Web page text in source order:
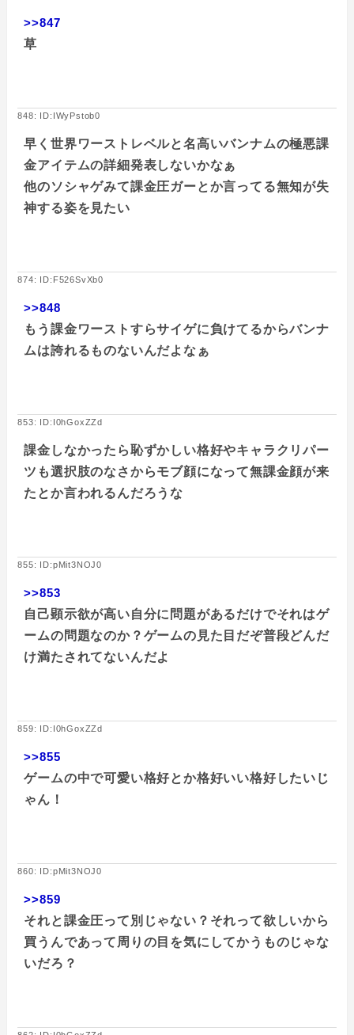
>>847
草
848: ID:IWyPstob0
早く世界ワーストレベルと名高いバンナムの極悪課
金アイテムの詳細発表しないかなぁ
他のソシャゲみて課金圧ガーとか言ってる無知が失
神する姿を見たい
874: ID:F526SvXb0
>>848
もう課金ワーストすらサイゲに負けてるからバンナ
ムは誇れるものないんだよなぁ
853: ID:I0hGoxZZd
課金しなかったら恥ずかしい格好やキャラクリパー
ツも選択肢のなさからモブ顔になって無課金顔が来
たとか言われるんだろうな
855: ID:pMit3NOJ0
>>853
自己顕示欲が高い自分に問題があるだけでそれはゲ
ームの問題なのか？ゲームの見た目だぞ普段どんだ
け満たされてないんだよ
859: ID:I0hGoxZZd
>>855
ゲームの中で可愛い格好とか格好いい格好したいじ
ゃん！
860: ID:pMit3NOJ0
>>859
それと課金圧って別じゃない？それって欲しいから
買うんであって周りの目を気にしてかうものじゃな
いだろ？